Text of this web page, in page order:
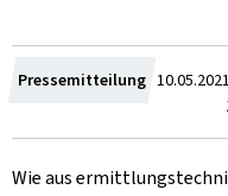
Pressemitteilung Crée
10.05.2021
Wie aus